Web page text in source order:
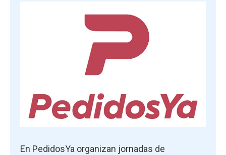
En PedidosYa organizan jornadas de